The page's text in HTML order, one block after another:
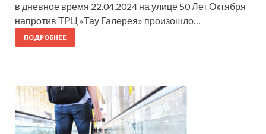
в дневное время 22.04.2024 на улице 50 Лет Октября
напротив ТРЦ «Тау Галерея» произошло…
ПОДРОБНЕЕ